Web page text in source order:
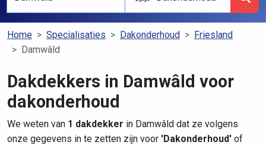
Home Specialisaties Dakonderhoud
Friesland
Damwâld
Dakdekkers in Damwâld voor
dakonderhoud
We weten van 1 dakdekker in Damwâld dat ze volgens
onze gegevens in te zetten zijn voor 'Dakonderhoud' of